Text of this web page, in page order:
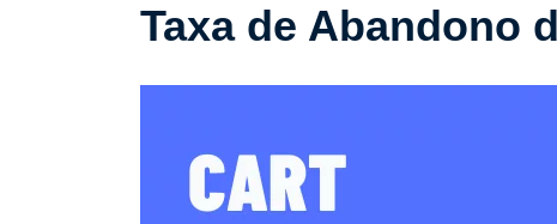
Taxa de Abandono